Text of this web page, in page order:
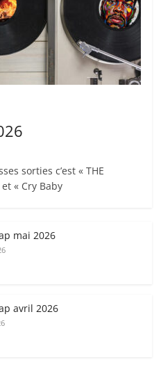
sorties c’est « THE
et « Cry Baby
mai 2026
avril 2026